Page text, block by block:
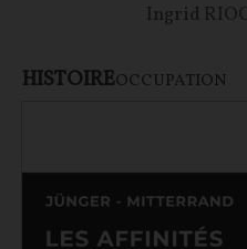
Ingrid
HISTOIREOCCUPATION